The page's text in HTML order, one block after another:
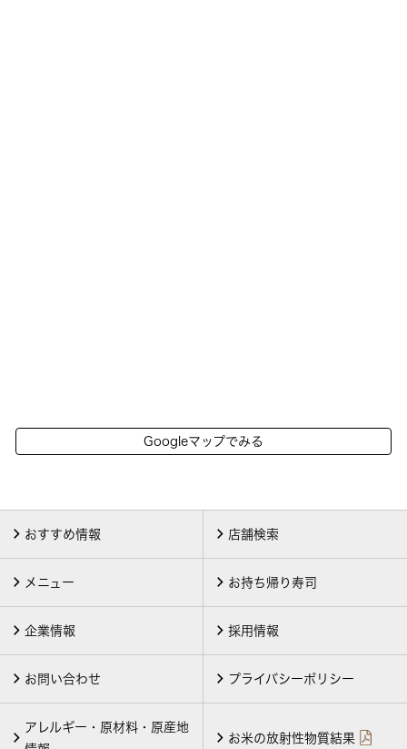
Googleマップでみる
おすすめ情報 店舗検索
メニュー お持ち帰り寿司
企業情報 採用情報
お問い合わせ プライバシーポリシー
アレルギー・原材料・原産地
お米の放射性物質結果